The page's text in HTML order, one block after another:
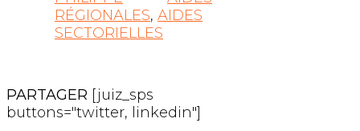
RÉGIONALES, AIDES
SECTORIELLES
PARTAGER [juiz_sps
buttons="twitter, linkedin"]